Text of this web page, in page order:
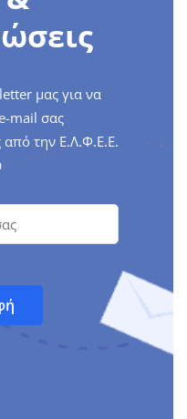
μας για να
mail σας
από την Ε.Λ.Φ.Ε.Ε.